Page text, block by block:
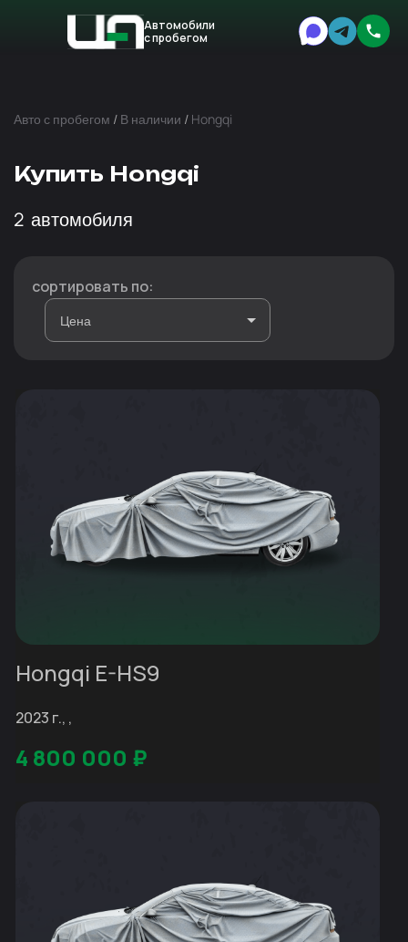
Автомобили
с пробегом
Авто с пробегом / В наличии / Hongqi
Купить Hongqi
2 автомобиля
сортировать по:
Hongqi E-HS9
2023 г., ,
4 800 000 ₽